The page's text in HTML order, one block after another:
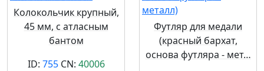
Колокольчик крупный,
45 мм, с атласным
бантом
ID: 755CN: 40006
Футляр для медали
(красный бархат,
основа футляра - мет…